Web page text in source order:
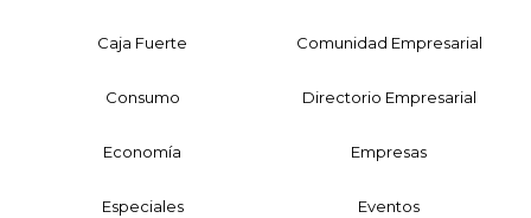
Caja Fuerte Comunidad Empresarial
Consumo Directorio Empresarial
Economía Empresas
Especiales Eventos